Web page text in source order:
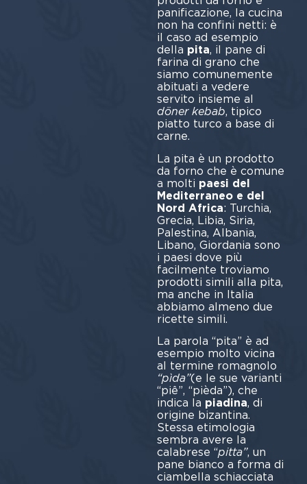
panificazione, la cucina
non ha confini netti: è
il caso ad esempio
della pita, il pane di
farina di grano che
siamo comunemente
abituati a vedere
servito insieme al
döner kebab, tipico
piatto turco a base di
carne.
La pita è un prodotto
da forno che è comune
a molti paesi del
Mediterraneo e del
Nord Africa: Turchia,
Grecia, Libia, Siria,
Palestina, Albania,
Libano, Giordania sono
i paesi dove più
facilmente troviamo
prodotti simili alla pita,
ma anche in Italia
abbiamo almeno due
ricette simili.
La parola “pita” è ad
esempio molto vicina
al termine romagnolo
“pìda”(e le sue varianti
“piê”, “pièda”), che
indica la piadina, di
origine bizantina.
Stessa etimologia
sembra avere la
calabrese “pitta”, un
pane bianco a forma di
ciambella schiacciata